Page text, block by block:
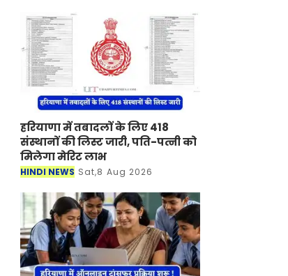
हरियाणा में तबादलों के लिए 418
संस्थानों की लिस्ट जारी, पति-पत्नी को
मिलेगा मेरिट लाभ
HINDI NEWS Sat,8 Aug 2026